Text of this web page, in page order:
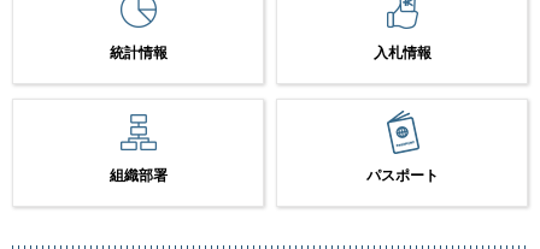
統計情報 入札情報
組織部署 パスポート